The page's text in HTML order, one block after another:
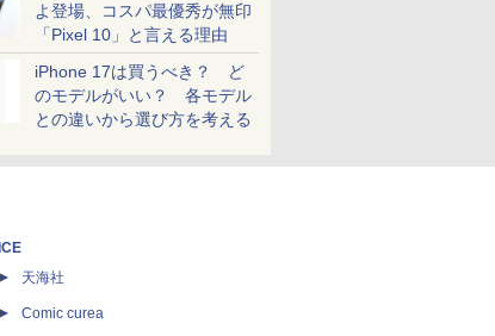
よ登場、コスパ最優秀が無印
「Pixel 10」と言える理由
iPhone 17は買うべき？ ど
のモデルがいい？ 各モデル
との違いから選び方を考える
ICE
天海社
Comic curea